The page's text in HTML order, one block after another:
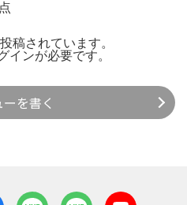
稿されています。
インが必要です。
ーを書く